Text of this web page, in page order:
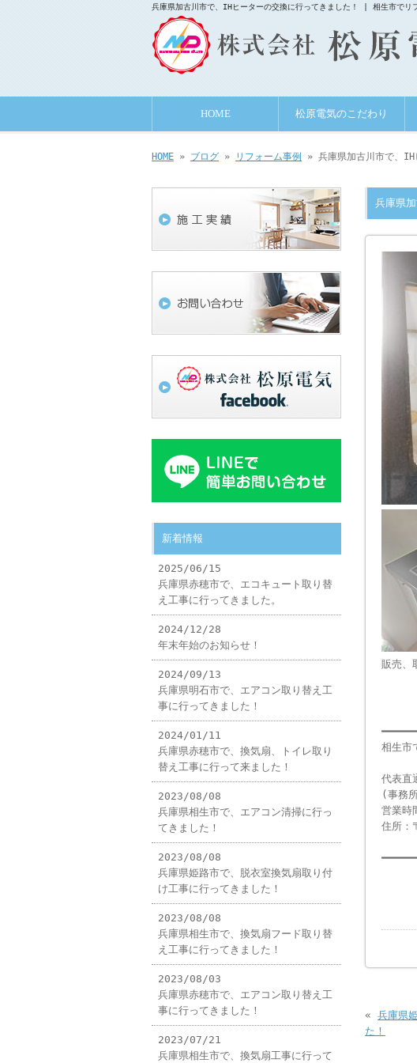
兵庫県加古川市で、IHヒーターの交換に行ってきました！ | 相生市でリ
HOME 松原電気のこだわり
HOME » ブログ » リフォーム事例 » 兵庫県加古川市で、IH
兵庫県
販売、
相生市
代表
(事務
営業
住所：
« 兵庫県
た！
新着情報
2025/06/15
兵庫県赤穂市で、エコキュート取り替
え工事に行ってきました。
2024/12/28
年末年始のお知らせ！
2024/09/13
兵庫県明石市で、エアコン取り替え工
事に行ってきました！
2024/01/11
兵庫県赤穂市で、換気扇、トイレ取り
替え工事に行って来ました！
2023/08/08
兵庫県相生市で、エアコン清掃に行っ
てきました！
2023/08/08
兵庫県姫路市で、脱衣室換気扇取り付
け工事に行ってきました！
2023/08/08
兵庫県相生市で、換気扇フード取り替
え工事に行ってきました！
2023/08/03
兵庫県赤穂市で、エアコン取り替え工
事に行ってきました！
2023/07/21
兵庫県相生市で、換気扇工事に行って